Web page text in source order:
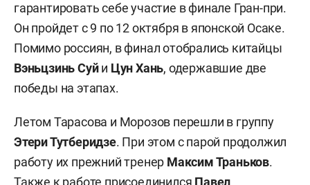
гарантировать себе участие в финале Гран-при.
Он пройдет с 9 по 12 октября в японской Осаке.
Помимо россиян, в финал отобрались китайцы
Вэньцзинь Суйи Цун Хань, одержавшие две
победы на этапах.
Летом Тарасова и Морозов перешли в группу
ЭтериТутберидзе. При этом с парой продолжил
работу их прежний тренер МаксимТраньков.
Также к работе присоединился Павел